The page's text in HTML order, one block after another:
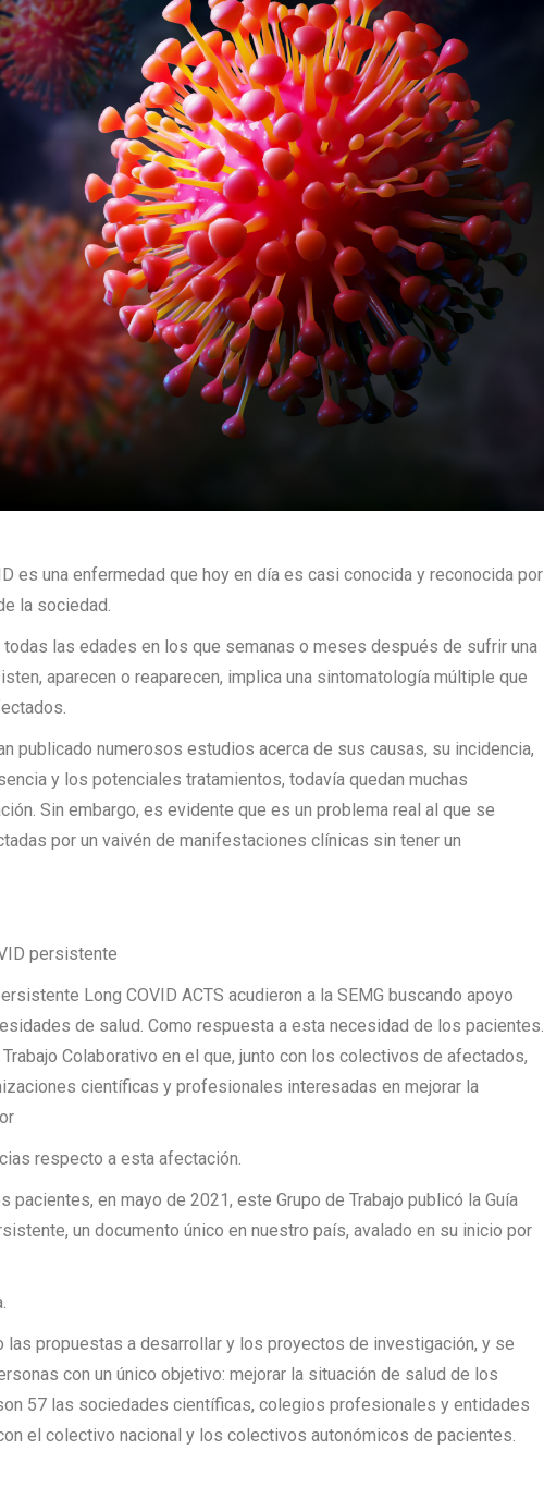
es una enfermedad que hoy en día es casi conocida y reconocida por
la sociedad.
las edades en los que semanas o meses después de sufrir una
aparecen o reaparecen, implica una sintomatología múltiple que
publicado numerosos estudios acerca de sus causas, su incidencia,
y los potenciales tratamientos, todavía quedan muchas
Sin embargo, es evidente que es un problema real al que se
por un vaivén de manifestaciones clínicas sin tener un
persistente
Long COVID ACTS acudieron a la SEMG buscando apoyo
de salud. Como respuesta a esta necesidad de los pacientes.
Colaborativo en el que, junto con los colectivos de afectados,
científicas y profesionales interesadas en mejorar la
respecto a esta afectación.
en mayo de 2021, este Grupo de Trabajo publicó la Guía
un documento único en nuestro país, avalado en su inicio por
las propuestas a desarrollar y los proyectos de investigación, y se
con un único objetivo: mejorar la situación de salud de los
57 las sociedades científicas, colegios profesionales y entidades
el colectivo nacional y los colectivos autonómicos de pacientes.